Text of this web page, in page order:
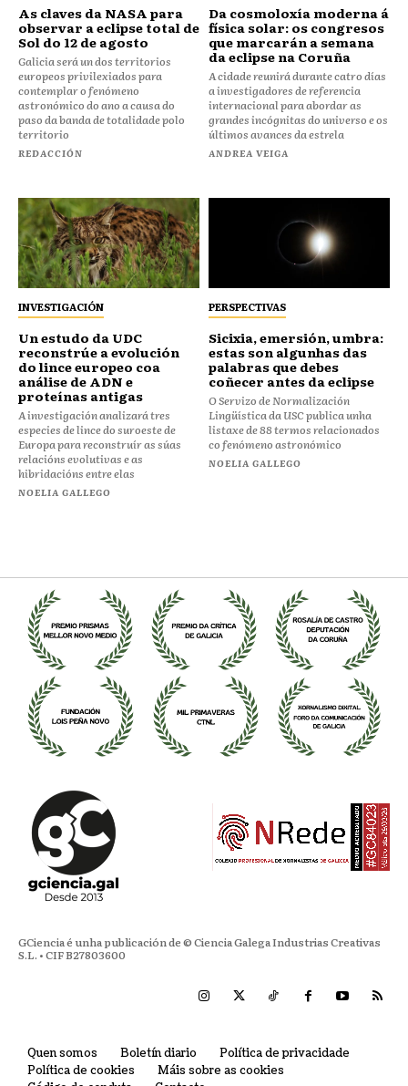
As claves da NASA para
observar a eclipse total de
Sol do 12 de agosto
Galicia será un dos territorios
europeos privilexiados para
contemplar o fenómeno
astronómico do ano a causa do
paso da banda de totalidade polo
territorio
REDACCIÓN
Da cosmoloxía moderna á
física solar: os congresos
que marcarán a semana
da eclipse na Coruña
A cidade reunirá durante catro días
a investigadores de referencia
internacional para abordar as
grandes incógnitas do universo e os
últimos avances da estrela
ANDREA VEIGA
INVESTIGACIÓN
Un estudo da UDC
reconstrúe a evolución
do lince europeo coa
análise de ADN e
proteínas antigas
A investigación analizará tres
especies de lince do suroeste de
Europa para reconstruír as súas
relacións evolutivas e as
hibridacións entre elas
NOELIA GALLEGO
PERSPECTIVAS
Sicixia, emersión, umbra:
estas son algunhas das
palabras que debes
coñecer antes da eclipse
O Servizo de Normalización
Lingüística da USC publica unha
listaxe de 88 termos relacionados
co fenómeno astronómico
NOELIA GALLEGO
GCiencia é unha publicación de © Ciencia Galega Industrias Creativas
S.L. • CIF B27803600
Quen somos Boletín diario
Política de privacidade
Política de cookies
Máis sobre as cookies